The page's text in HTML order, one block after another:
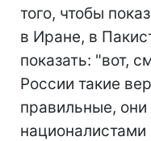
того, чтобы
в Иране, в
показать: "вот,
России такие
правильные,